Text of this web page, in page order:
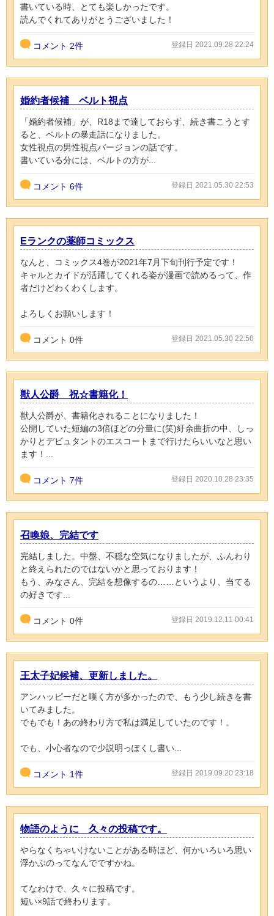
書いている時、とても楽しかったです。
読んでくれてありがとうございました！
コメント 2件 登録日 2021.09.28 22:24
婚約者候補 ベルト視点
「婚約者候補」が、R18まで達しておらず、続き書こうとす
ると、ベルトの暴走話になりました。
女性視点の男性視点バージョンの話です。
書いている分には、ベルトの方が...
コメント 6件 登録日 2021.05.30 22:53
Eランクの薬師コミックス
なんと、コミックス4巻が2021年7月下旬刊行予定です！
キャルとカイドが活躍してくれる姿が漫画で読めるって、作
者だけどわくわくします。
よろしくお願いします！
コメント 0件 登録日 2021.05.30 22:50
獣人公爵 祝☆書籍化！
獣人公爵が、書籍化されることになりました！
公開していた短編の3倍ほどの分量に(笑)紆余曲折の中、しっ
かりとデビュタントのエスコートまで行けたらいいなと思い
ます！...
コメント 7件 登録日 2020.10.28 23:35
召喚娘、完結です
完結しました。中盤、不穏な空気になりましたが、ふんわり
と終えられたのではないかと思っております！
もう、みなさん、完結を想像するの……というより、当てる
の好きです...
コメント 0件 登録日 2019.12.11 00:41
王太子妃候補、更新しました。
アンハッピーだと嘆く方が多かったので、もう少し続きを書
いてみました。
でもでも！あの終わり方で私は満足していたのです！。
でも、小心者なので少説明っぽくし書い...
コメント 1件 登録日 2019.09.20 23:18
物語のように 久々の投稿です。
やらなくちゃいけないことがある時ほど、何かいろいろ思い
浮かぶのってなんでですかね。
てなわけで、久々に投稿です。
短い×9話で終わります。